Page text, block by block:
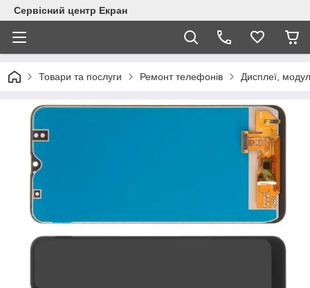
Сервісний центр Екран
Товари та послуги Ремонт телефонів Дисплеї,